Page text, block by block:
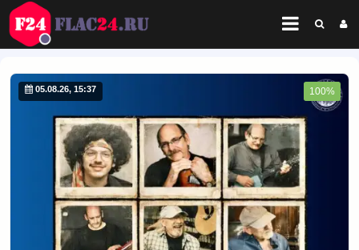
05.08.26, 15:37 100%